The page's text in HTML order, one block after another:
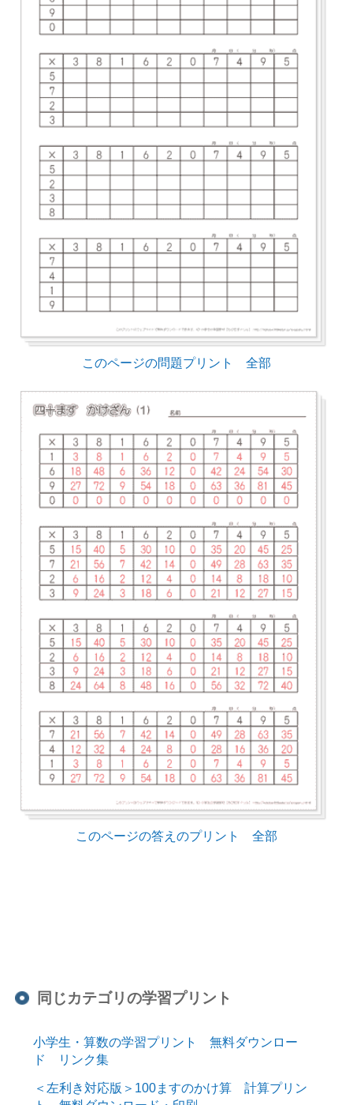
このページの問題プリント 全部
このページの答えのプリント 全部
同じカテゴリの学習プリント
小学生・算数の学習プリント 無料ダウンロー
ド リンク集
＜左利き対応版＞100ますのかけ算 計算プリン